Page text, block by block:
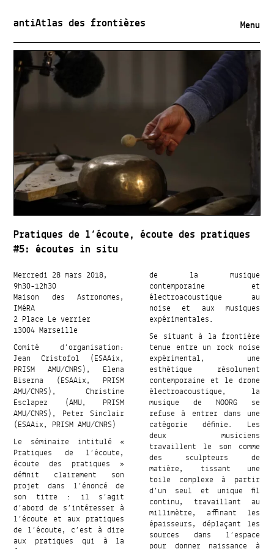
antiAtlas des frontières Menu
Pratiques de l’écoute, écoute des pratiques
#5: écoutes in situ
Mercredi 28 mars 2018,
9h30-12h30
Maison des Astronomes,
IMéRA
2 Place Le verrier
13004 Marseille
Comité d’organisation:
Jean Cristofol (ESAAix,
PRISM AMU/CNRS), Elena
Biserna (ESAAix, PRISM
AMU/CNRS), Christine
Esclapez (AMU, PRISM
AMU/CNRS), Peter Sinclair
(ESAAix, PRISM AMU/CNRS)
Le séminaire intitulé «
Pratiques de l’écoute,
écoute des pratiques »
définit clairement son
projet dans l’énoncé de
son titre : il s’agit
d’abord de s’intéresser à
l’écoute et aux pratiques
de l’écoute, c’est à dire
aux pratiques qui à la
de la musique
contemporaine et
électroacoustique au
noise et aux musiques
expérimentales.
Se situant à la frontière
tenue entre un rock noise
expérimental, une
esthétique résolument
contemporaine et le drone
électroacoustique, la
musique de NOORG se
refuse à entrer dans une
catégorie définie. Les
deux musiciens
travaillent le son comme
des sculpteurs de
matière, tissant une
toile complexe à partir
d’un seul et unique fil
continu, travaillant au
millimètre, affinant les
épaisseurs, déplaçant les
sources dans l’espace
pour donner naissance à